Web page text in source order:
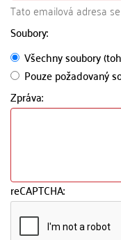
Tato emailová adresa
Soubory:
Všechny soubory
Pouze požadovaný
Zpráva:
reCAPTCHA: